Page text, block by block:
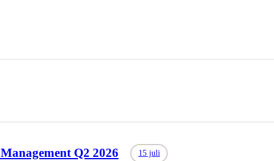
Q2 2026 15 juli